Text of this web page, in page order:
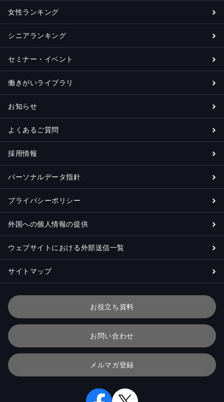
女性ランキング
シニアランキング
セミナー・イベント
働きがいライブラリ
お知らせ
よくあるご質問
採用情報
パーソナルデータ指針
プライバシーポリシー
外国への個人情報の提供
ウェブサイトにおける外部送信一覧
サイトマップ
お役立ち資料
お問い合わせ
メルマガ登録